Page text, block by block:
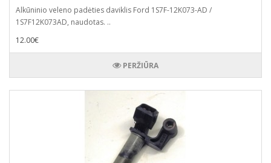
Alkūninio veleno padėties daviklis Ford 1S7F-12K073-AD /
1S7F12K073AD, naudotas. ..
12.00€
PERŽIŪRA